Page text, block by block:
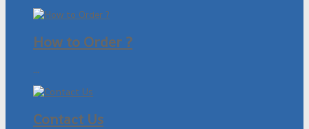
How to Order ?
...
Contact Us